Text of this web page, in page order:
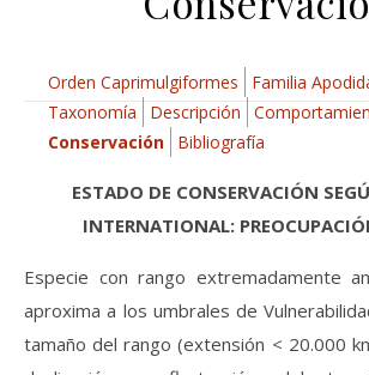
Orden Caprimulgiformes Familia
Taxonomía
Descripción
Conservación
Bibliografía
ESTADO DE CONSERVACIÓN
INTERNATIONAL:
Especie con rango extremadamente
aproxima a los umbrales de
tamaño del rango (extensión < 20.000